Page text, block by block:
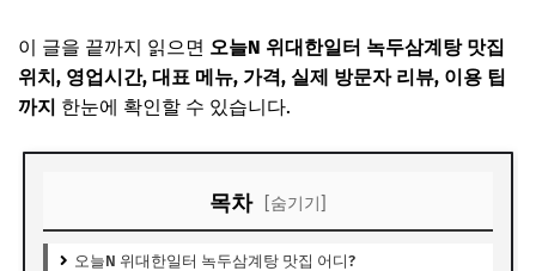
이 글을 끝까지 읽으면 오늘N 위대한일터 녹두삼계탕 맛집
위치, 영업시간, 대표 메뉴, 가격, 실제 방문자 리뷰, 이용 팁
까지 한눈에 확인할 수 있습니다.
목차 [숨기기]
오늘N 위대한일터 녹두삼계탕 맛집 어디?